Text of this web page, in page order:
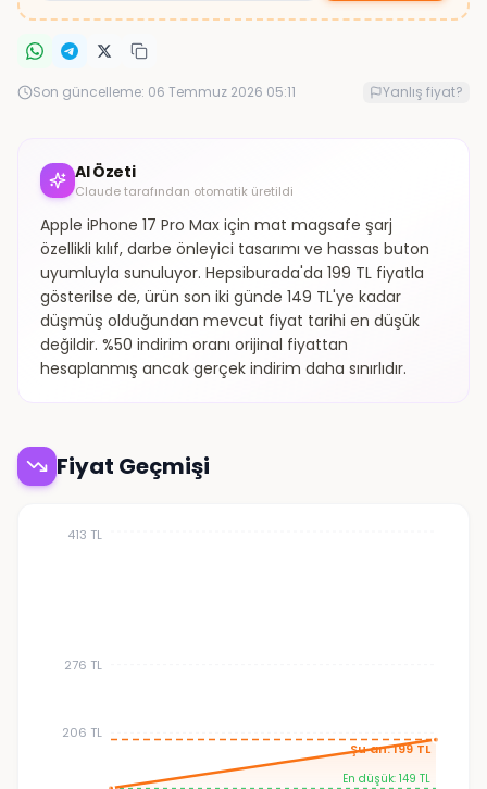
Son güncelleme: 06 Temmuz 2026 05:11 Yanlış fiyat?
AI Özeti
Claude tarafından otomatik üretildi
Apple iPhone 17 Pro Max için mat magsafe şarj
özellikli kılıf, darbe önleyici tasarımı ve hassas buton
uyumluyla sunuluyor. Hepsiburada'da 199 TL fiyatla
gösterilse de, ürün son iki günde 149 TL'ye kadar
düşmüş olduğundan mevcut fiyat tarihi en düşük
değildir. %50 indirim oranı orijinal fiyattan
hesaplanmış ancak gerçek indirim daha sınırlıdır.
Fiyat Geçmişi
206 TL
276 TL
413 TL
Şu an: 199 TL
En düşük: 149 TL